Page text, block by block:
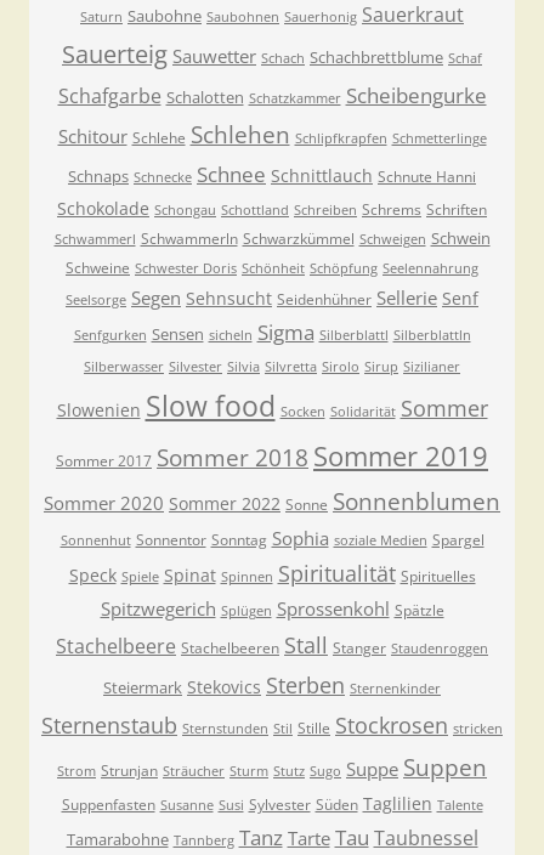
Saturn Saubohne Saubohnen Sauerhonig Sauerkraut
Sauerteig Sauwetter Schach Schachbrettblume Schaf
Schafgarbe Schalotten Schatzkammer Scheibengurke
Schitour Schlehe Schlehen Schlipfkrapfen Schmetterlinge
Schnaps Schnecke Schnee Schnittlauch Schnute Hanni
Schokolade Schongau Schottland Schreiben Schrems Schriften
Schwammerl Schwammerln Schwarzkümmel Schweigen Schwein
Schweine Schwester Doris Schönheit Schöpfung Seelennahrung
Seelsorge Segen Sehnsucht Seidenhühner Sellerie Senf
Senfgurken Sensen sicheln Sigma Silberblattl Silberblattln
Silberwasser Silvester Silvia Silvretta Sirolo Sirup Sizilianer
Slowenien Slow food Socken Solidarität Sommer
Sommer 2017 Sommer 2018 Sommer 2019
Sommer 2020 Sommer 2022 Sonne Sonnenblumen
Sonnenhut Sonnentor Sonntag Sophia soziale Medien Spargel
Speck Spiele Spinat Spinnen Spiritualität Spirituelles
Spitzwegerich Splügen Sprossenkohl Spätzle
Stachelbeere Stachelbeeren Stall Stanger Staudenroggen
Steiermark Stekovics Sterben Sternenkinder
Sternenstaub Sternstunden Stil Stille Stockrosen stricken
Strom Strunjan Sträucher Sturm Stutz Sugo Suppe Suppen
Suppenfasten Susanne Susi Sylvester Süden Taglilien Talente
Tamarabohne Tannberg Tanz Tarte Tau Taubnessel